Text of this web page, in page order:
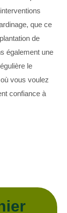
que ce
de
également une
le
vous voulez
confiance à